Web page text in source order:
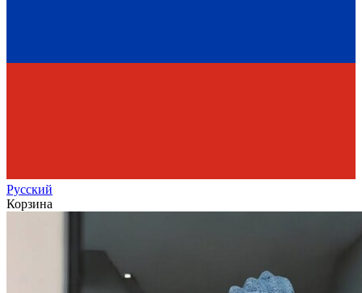
Русский
Корзина